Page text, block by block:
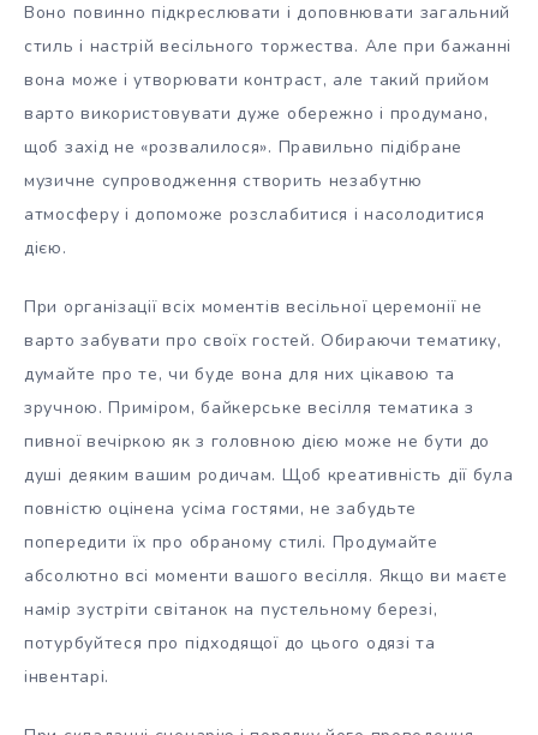
Воно повинно підкреслювати і доповнювати загальний
стиль і настрій весільного торжества. Але при бажанні
вона може і утворювати контраст, але такий прийом
варто використовувати дуже обережно і продумано,
щоб захід не «розвалилося». Правильно підібране
музичне супроводження створить незабутню
атмосферу і допоможе розслабитися і насолодитися
дією.
При організації всіх моментів весільної церемонії не
варто забувати про своїх гостей. Обираючи тематику,
думайте про те, чи буде вона для них цікавою та
зручною. Приміром, байкерське весілля тематика з
пивної вечіркою як з головною дією може не бути до
душі деяким вашим родичам. Щоб креативність дії була
повністю оцінена усіма гостями, не забудьте
попередити їх про обраному стилі. Продумайте
абсолютно всі моменти вашого весілля. Якщо ви маєте
намір зустріти світанок на пустельному березі,
потурбуйтеся про підходящої до цього одязі та
інвентарі.